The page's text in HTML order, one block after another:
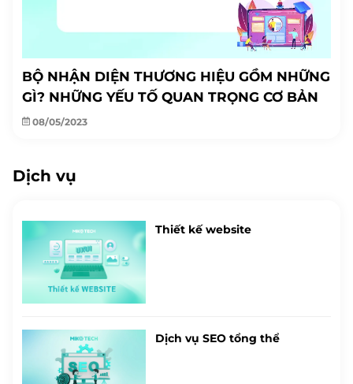
BỘ NHẬN DIỆN THƯƠNG HIỆU GỒM NHỮNG
GÌ? NHỮNG YẾU TỐ QUAN TRỌNG CƠ BẢN
08/05/2023
Dịch vụ
Thiết kế website
Dịch vụ SEO tổng thể